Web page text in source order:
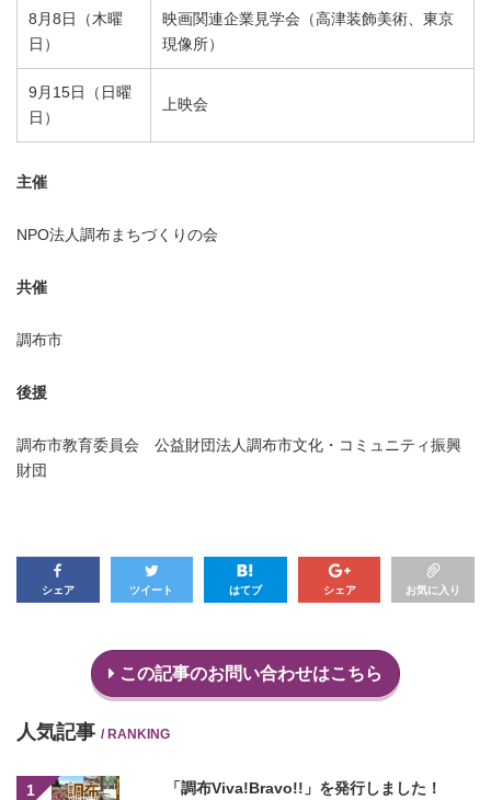
8月8日（木曜
日）
映画関連企業見学会（高津装飾美術、東京
現像所）
9月15日（日曜
日）
上映会
主催
NPO法人調布まちづくりの会
共催
調布市
後援
調布市教育委員会 公益財団法人調布市文化・コミュニティ振興
財団
シェア ツイート はてブ シェア お気に入り
この記事のお問い合わせはこちら
人気記事 / RANKING
1 「調布Viva!Bravo!!」を発行しました！